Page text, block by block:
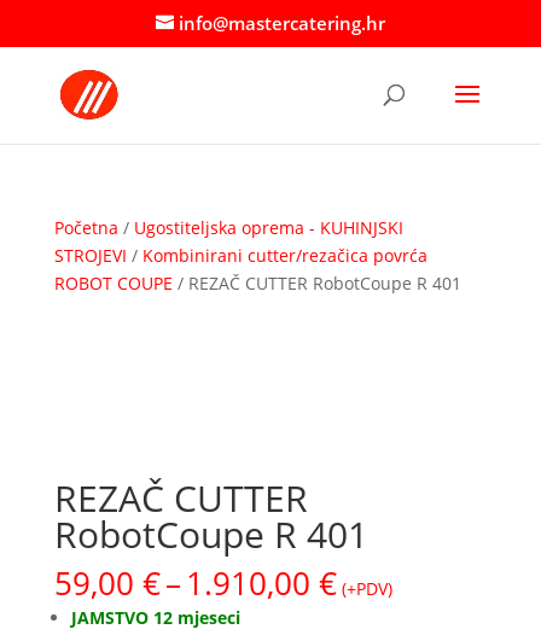
info@mastercatering.hr
Početna / Ugostiteljska oprema - KUHINJSKI
STROJEVI / Kombinirani cutter/rezačica povrća
ROBOT COUPE / REZAČ CUTTER RobotCoupe R 401
REZAČ CUTTER
RobotCoupe R 401
59,00 €–1.910,00 €Raspon
cijena:
(+PDV)
JAMSTVO 12 mjeseci